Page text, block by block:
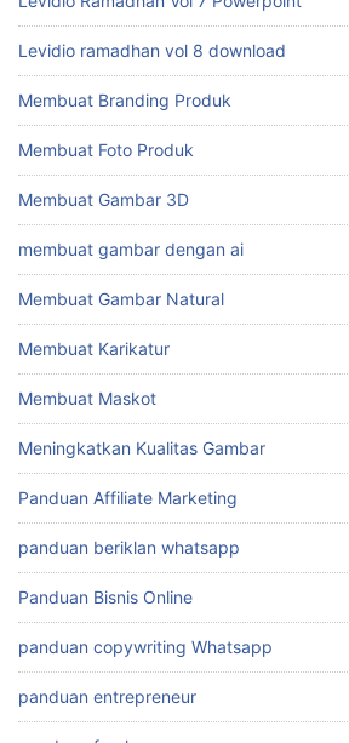
Membuat Karikatur
Membuat Maskot
Meningkatkan Kualitas Gambar
Panduan Affiliate Marketing
panduan beriklan whatsapp
Panduan Bisnis Online
panduan copywriting Whatsapp
panduan entrepreneur
panduan freelance
Panduan Jualan Online
panduan kaya
panduan lunas hutang
panduan marketing
panduan pengusaha
panduan promosi whatsapp